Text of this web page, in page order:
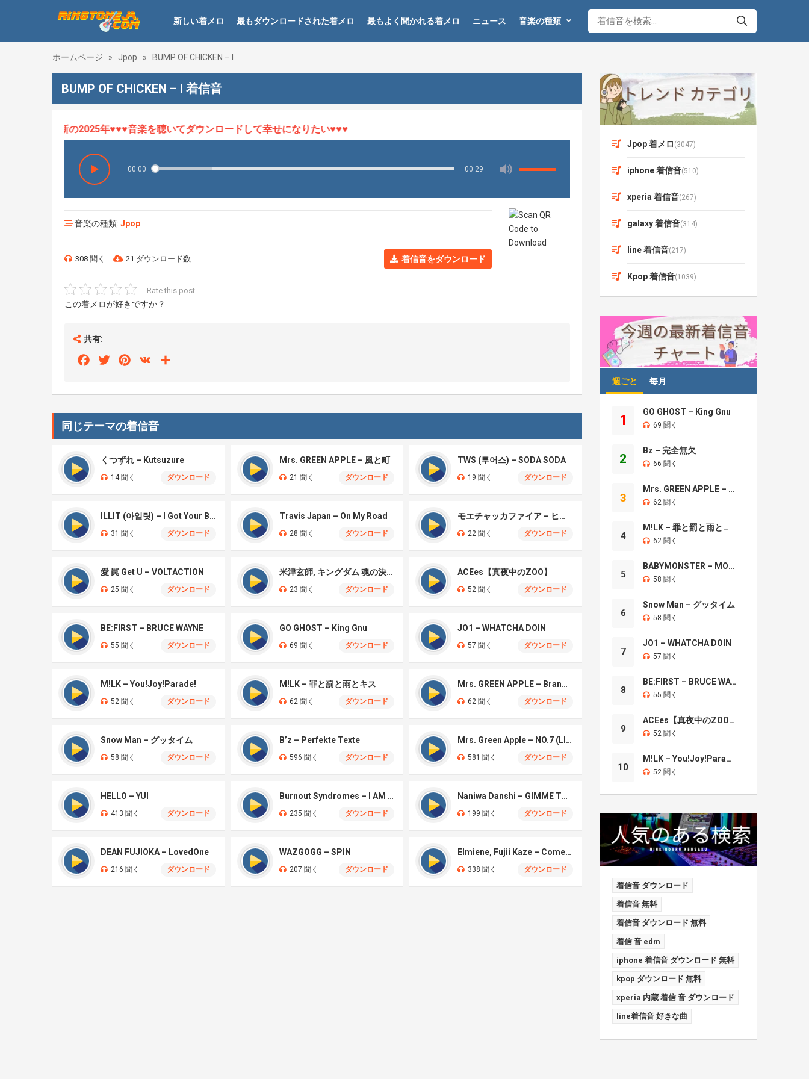
新しい着メロ 最もダウンロードされた着メロ 最もよく聞かれる着メロ ニュース 音楽の種類
ホームページ » Jpop » BUMP OF CHICKEN – I
BUMP OF CHICKEN – I 着信音
、最新の2025年♥♥♥音楽を聴いてダウンロードして幸せになりたい♥♥♥
00:00 00:29
音楽の種類: Jpop
308 聞く 21 ダウンロード数 着信音をダウンロード
Rate this post
この着メロが好きですか？
共有:
FacebookTwitterPinterest
VK
同じテーマの着信音
くつずれ – Kutsuzure
14 聞く ダウンロード
Mrs. GREEN APPLE – 風と町
21 聞く ダウンロード
TWS (투어스) – SODA SODA
19 聞く ダウンロード
ILLIT (아일릿) – I Got Your Back
31 聞く ダウンロード
Travis Japan – On My Road
28 聞く ダウンロード
モエチャッカファイア – ヒューゴ、狛野真斗、ライト、セヴェリアン (Cover )
22 聞く ダウンロード
愛 罠 Get U – VOLTACTION
25 聞く ダウンロード
米津玄師, キングダム 魂の決戦 – 公開記念PV
23 聞く ダウンロード
ACEes【真夜中のZOO】
52 聞く ダウンロード
BE:FIRST – BRUCE WAYNE
55 聞く ダウンロード
GO GHOST – King Gnu
69 聞く ダウンロード
JO1 – WHATCHA DOIN
57 聞く ダウンロード
M!LK – You!Joy!Parade!
52 聞く ダウンロード
M!LK – 罪と罰と雨とキス
62 聞く ダウンロード
Mrs. GREEN APPLE – Brand New
62 聞く ダウンロード
Snow Man – グッタイム
58 聞く ダウンロード
B’z – Perfekte Texte
596 聞く ダウンロード
Mrs. Green Apple – NO.7 (LIVE)
581 聞く ダウンロード
HELLO – YUI
413 聞く ダウンロード
Burnout Syndromes – I AM A HERO
235 聞く ダウンロード
Naniwa Danshi – GIMME THE DAY
199 聞く ダウンロード
DEAN FUJIOKA – LovedOne
216 聞く ダウンロード
WAZGOGG – SPIN
207 聞く ダウンロード
Elmiene, Fujii Kaze – Comets Gold
338 聞く ダウンロード
Jpop 着メロ (3047)
iphone 着信音(510)
xperia 着信音(267)
galaxy 着信音(314)
line 着信音(217)
Kpop 着信音(1039)
週ごと 毎月
1
GO GHOST – King Gnu
69 聞く
2
Bz – 完全無欠
66 聞く
3
Mrs. GREEN APPLE – Brand New
62 聞く
4
M!LK – 罪と罰と雨とキス
62 聞く
5
BABYMONSTER – MOON
58 聞く
6
Snow Man – グッタイム
58 聞く
7
JO1 – WHATCHA DOIN
57 聞く
8
BE:FIRST – BRUCE WAYNE
55 聞く
9
ACEes【真夜中のZOO】
52 聞く
10
M!LK – You!Joy!Parade!
52 聞く
着信音 ダウンロード
着信音 無料
着信音 ダウンロード 無料
着信 音 edm
iphone 着信音 ダウンロード 無料
kpop ダウンロード 無料
xperia 内蔵 着信 音 ダウンロード
line着信音 好きな曲